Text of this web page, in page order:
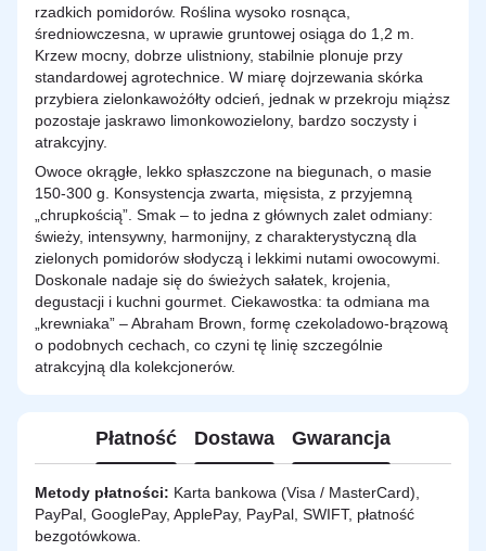
rzadkich pomidorów. Roślina wysoko rosnąca,
średniowczesna, w uprawie gruntowej osiąga do 1,2 m.
Krzew mocny, dobrze ulistniony, stabilnie plonuje przy
standardowej agrotechnice. W miarę dojrzewania skórka
przybiera zielonkawożółty odcień, jednak w przekroju miąższ
pozostaje jaskrawo limonkowozielony, bardzo soczysty i
atrakcyjny.
Owoce okrągłe, lekko spłaszczone na biegunach, o masie
150-300 g. Konsystencja zwarta, mięsista, z przyjemną
„chrupkością”. Smak – to jedna z głównych zalet odmiany:
świeży, intensywny, harmonijny, z charakterystyczną dla
zielonych pomidorów słodyczą i lekkimi nutami owocowymi.
Doskonale nadaje się do świeżych sałatek, krojenia,
degustacji i kuchni gourmet. Ciekawostka: ta odmiana ma
„krewniaka” – Abraham Brown, formę czekoladowo-brązową
o podobnych cechach, co czyni tę linię szczególnie
atrakcyjną dla kolekcjonerów.
Płatność Dostawa Gwarancja
Metody płatności: Karta bankowa (Visa / MasterCard),
PayPal, GooglePay, ApplePay, PayPal, SWIFT, płatność
bezgotówkowa.